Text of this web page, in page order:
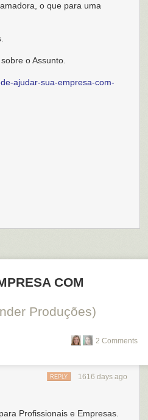
o que para uma
o Assunto.
ajudar-sua-empresa-com-
COM
Produções)
2 Comments
1616 days ago
REPLY
Profissionais e Empresas.